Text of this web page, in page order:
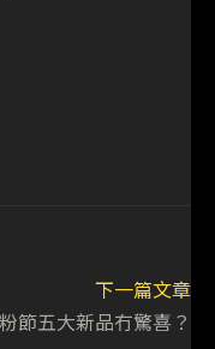
下一篇文章
節五大新品冇驚喜？